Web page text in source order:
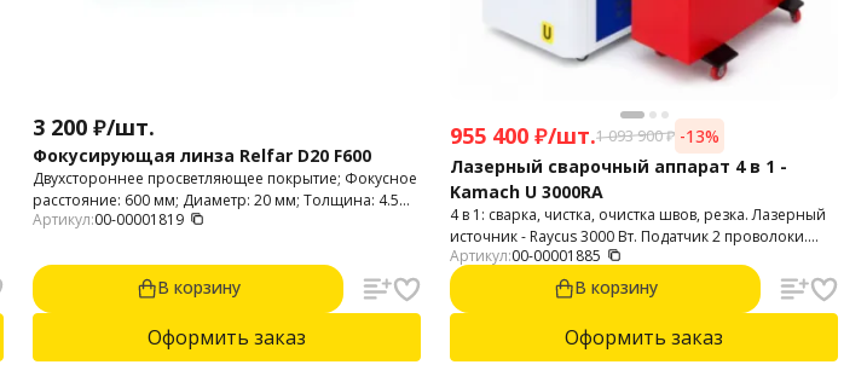
3 200 ₽/шт.
Фокусирующая линза Relfar D20 F600
Двухстороннее просветляющее покрытие; Фокусное
расстояние: 600 мм; Диаметр: 20 мм; Толщина: 4.5
мм; Материал: оптический кварц; Длина волны: 1064
Артикул:00-00001819
В корзину
Оформить заказ
955 400 ₽/шт.1 093 900₽ -13%
Лазерный сварочный аппарат 4 в 1 -
Kamach U 3000RA
4 в 1: сварка, чистка, очистка швов, резка. Лазерный
источник - Raycus 3000 Вт. Податчик 2 проволоки.
Настройка катета, ширины, скорости подачи.
Интерфейс на русском языке. Легкий удобный
пистолет 750 грамм.
Артикул:00-00001885
В корзину
Оформить заказ